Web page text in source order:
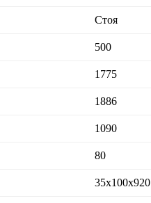
Стоя
500
1775
1886
1090
80
35x100x920